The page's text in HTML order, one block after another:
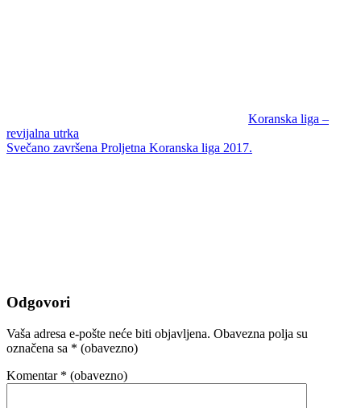
Koranska liga –
revijalna utrka
Svečano završena Proljetna Koranska liga 2017.
Odgovori
Vaša adresa e-pošte neće biti objavljena. Obavezna polja su
označena sa * (obavezno)
Komentar * (obavezno)